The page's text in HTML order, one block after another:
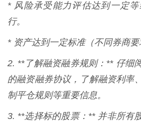
* 风险承受能力评估达到一定
行。
* 资产达到一定标准（不同券商要
2. **了解融资融券规则：** 仔细
的融资融券协议，了解融资利率
制平仓规则等重要信息。
3. **选择标的股票：** 并非所有